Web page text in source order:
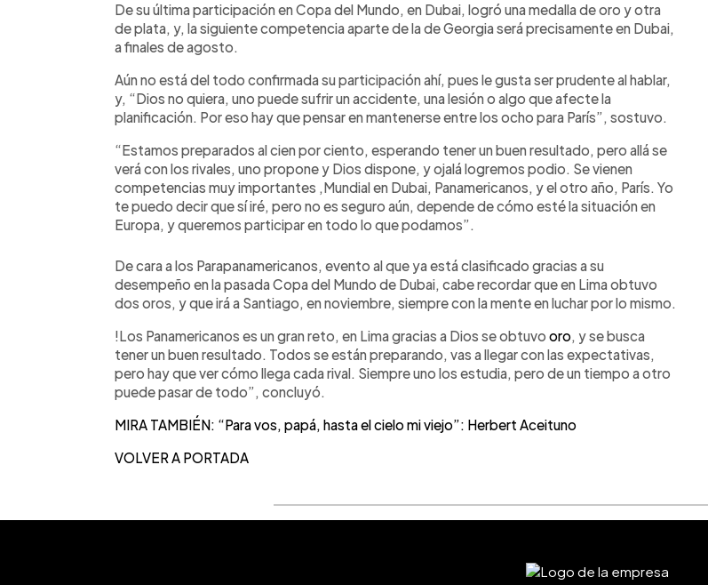
De su última participación en Copa del Mundo, en Dubai, logró una medalla de oro y otra
de plata, y, la siguiente competencia aparte de la de Georgia será precisamente en Dubai,
a finales de agosto.
Aún no está del todo confirmada su participación ahí, pues le gusta ser prudente al hablar,
y, “Dios no quiera, uno puede sufrir un accidente, una lesión o algo que afecte la
planificación. Por eso hay que pensar en mantenerse entre los ocho para París”, sostuvo.
“Estamos preparados al cien por ciento, esperando tener un buen resultado, pero allá se
verá con los rivales, uno propone y Dios dispone, y ojalá logremos podio. Se vienen
competencias muy importantes ,Mundial en Dubai, Panamericanos, y el otro año, París. Yo
te puedo decir que sí iré, pero no es seguro aún, depende de cómo esté la situación en
Europa, y queremos participar en todo lo que podamos”.
De cara a los Parapanamericanos, evento al que ya está clasificado gracias a su
desempeño en la pasada Copa del Mundo de Dubai, cabe recordar que en Lima obtuvo
dos oros, y que irá a Santiago, en noviembre, siempre con la mente en luchar por lo mismo.
!Los Panamericanos es un gran reto, en Lima gracias a Dios se obtuvo oro, y se busca
tener un buen resultado. Todos se están preparando, vas a llegar con las expectativas,
pero hay que ver cómo llega cada rival. Siempre uno los estudia, pero de un tiempo a otro
puede pasar de todo”, concluyó.
MIRA TAMBIÉN: “Para vos, papá, hasta el cielo mi viejo”: Herbert Aceituno
VOLVER A PORTADA